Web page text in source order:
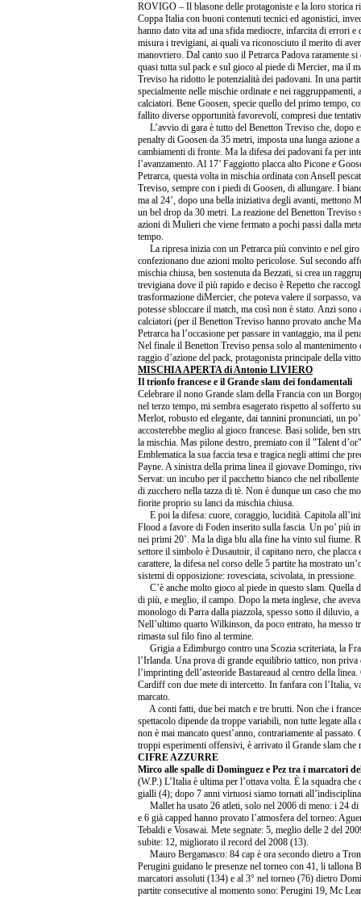
ROVIGO – Il blasone delle protagoniste e la loro storica
Coppa Italia con buoni contenuti tecnici ed agonistici,
hanno dato vita ad una sfida mediocre, infarcita di errori
misura i trevigiani, ai quali va riconosciuto il merito di
manovriero. Dal canto suo il Petrarca Padova raramente
quasi tutta sul pack e sul gioco al piede di Mercier, ma il
Treviso ha ridotto le potenzialità dei padovani. In una
specialmente nelle mischie ordinate e nei raggruppamenti,
calciatori. Bene Goosen, specie quello del primo tempo,
fallito diverse opportunità favorevoli, compresi due
L’avvio di gara è tutto del Benetton Treviso che, dopo
penalty di Goosen da 35 metri, imposta una lunga azione
cambiamenti di fronte. Ma la difesa dei padovani fa per
l’avanzamento. Al 17’ Faggiotto placca alto Picone e
Petrarca, questa volta in mischia ordinata con Ansell
Treviso, sempre con i piedi di Goosen, di allungare. I
ma al 24’, dopo una bella iniziativa degli avanti, mettono
un bel drop da 30 metri. La reazione del Benetton Treviso
azioni di Mulieri che viene fermato a pochi passi dalla
tempo.
La ripresa inizia con un Petrarca più convinto e nel
confezionano due azioni molto pericolose. Sul secondo
mischia chiusa, ben sostenuta da Bezzati, si crea un
trevigiana dove il più rapido e deciso è Repetto che
trasformazione diMercier, che poteva valere il sorpasso,
potesse sbloccare il match, ma così non è stato. Anzi
calciatori (per il Benetton Treviso hanno provato anche
Petrarca ha l’occasione per passare in vantaggio, ma il
Nel finale il Benetton Treviso pensa solo al mantenimento
raggio d’azione del pack, protagonista principale della
MISCHIA APERTA di Antonio LIVIERO
Il trionfo francese e il Grande slam dei fondamentali
Celebrare il nono Grande slam della Francia con un
nel terzo tempo, mi sembra esagerato rispetto al sofferto
Merlot, robusto ed elegante, dai tannini pronunciati, un
accosterebbe meglio al gioco francese. Basi solide, ben
la mischia. Mas pilone destro, premiato con il "Talent
Emblematica la sua faccia tesa e tragica negli attimi che
Payne. A sinistra della prima linea il giovave Domingo,
Servat: un incubo per il pacchetto bianco che nel
di zucchero nella tazza di tè. Non è dunque un caso che
fiorite proprio su lanci da mischia chiusa.
E poi la difesa: cuore, coraggio, lucidità. Capitola
Flood a favore di Foden inserito sulla fascia. Un po’ più
nei primi 20’. Ma la diga blu alla fine ha vinto sul fiume.
settore il simbolo è Dusautoir, il capitano nero, che
carattere, la difesa nel corso delle 5 partite ha mostrato
sistemi di opposizione: rovesciata, scivolata, in pressione.
C’è anche molto gioco al piede in questo slam. Quella
di più, e meglio, il campo. Dopo la meta inglese, che
monologo di Parra dalla piazzola, spesso sotto il diluvio,
Nell’ultimo quarto Wilkinson, da poco entrato, ha messo
rimasta sul filo fino al termine.
Grigia a Edimburgo contro una Scozia scriteriata, la
l’Irlanda. Una prova di grande equilibrio tattico, non
l’imprinting dell’asteoride Bastareaud al centro della
Cardiff con due mete di intercetto. In fanfara con l’Italia,
marcato.
A conti fatti, due bei match e tre brutti. Non che i
spettacolo dipende da troppe variabili, non tutte legate
non è mai mancato quest’anno, contrariamente al
troppi esperimenti offensivi, è arrivato il Grande slam che
CIFRE AZZURRE
Mirco alle spalle di Dominguez e Pez tra i marcatori
(W.P.) L’Italia è ultima per l’ottava volta. È la squadra
gialli (4); dopo 7 anni virtuosi siamo tornati
Mallet ha usato 26 atleti, solo nel 2006 di meno: i 24 di
e 6 già capped hanno provato l’atmosfera del torneo:
Tebaldi e Vosawai. Mete segnate: 5, meglio delle 2 del
subite: 12, migliorato il record del 2008 (13).
Mauro Bergamasco: 84 cap è ora secondo dietro a
Perugini guidano le presenze nel torneo con 41, li tallona
marcatori assoluti (134) e al 3° nel torneo (76) dietro
partite consecutive al momento sono: Perugini 19, Mc